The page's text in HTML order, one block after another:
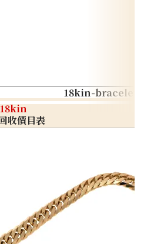
18kin-bracelet
收價目表